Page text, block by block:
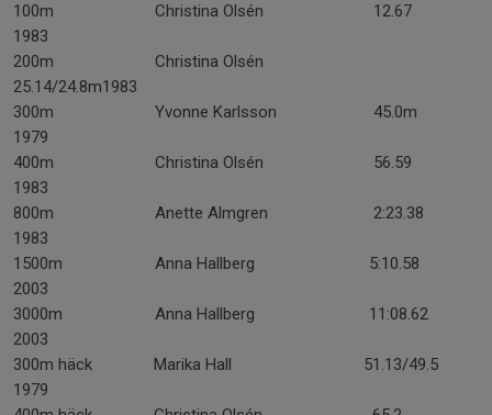
100m Christina Olsén 12.67
1983
200m Christina Olsén
25.14/24.8m1983
300m Yvonne Karlsson 45.0m
1979
400m Christina Olsén 56.59
1983
800m Anette Almgren 2:23.38
1983
1500m Anna Hallberg 5:10.58
2003
3000m Anna Hallberg 11:08.62
2003
300m häck Marika Hall 51.13/49.5
1979